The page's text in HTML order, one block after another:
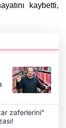
kaybetti,
zaferlerini"